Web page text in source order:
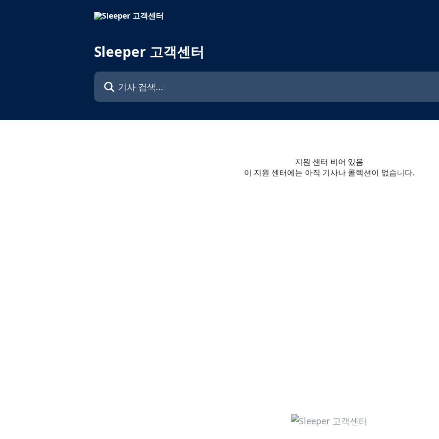
Sleeper 고객센터
기사 검색...
지원 센터 비어 있음
이 지원 센터에는 아직 기사나 콜렉션이 없습니다.